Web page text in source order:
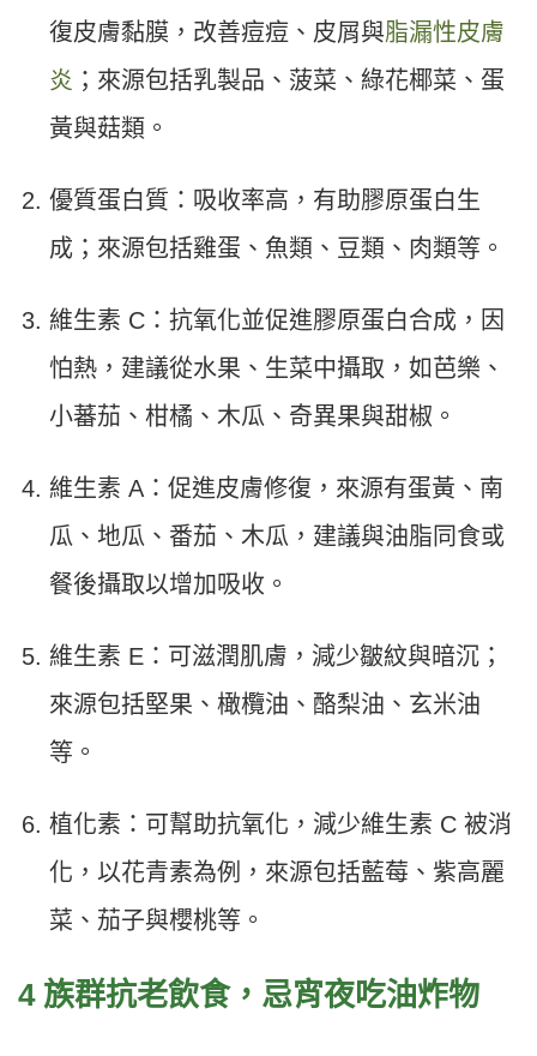
復皮膚黏膜，改善痘痘、皮屑與脂漏性皮膚
炎 ；來源包括乳製品、菠菜、綠花椰菜、蛋
黃與菇類。
優質蛋白質：吸收率高，有助膠原蛋白生
成；來源包括雞蛋、魚類、豆類、肉類等。
維生素 C：抗氧化並促進膠原蛋白合成，因
怕熱，建議從水果、生菜中攝取，如芭樂、
小蕃茄、柑橘、木瓜、奇異果與甜椒。
維生素 A：促進皮膚修復，來源有蛋黃、南
瓜、地瓜、番茄、木瓜，建議與油脂同食或
餐後攝取以增加吸收。
維生素 E：可滋潤肌膚，減少皺紋與暗沉；
來源包括堅果、橄欖油、酪梨油、玄米油
等。
植化素：可幫助抗氧化，減少維生素 C 被消
化，以花青素為例，來源包括藍莓、紫高麗
菜、茄子與櫻桃等。
4 族群抗老飲食，忌宵夜吃油炸物